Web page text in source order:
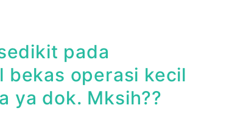
pada
bekas operasi kecil
ya dok. Mksih??